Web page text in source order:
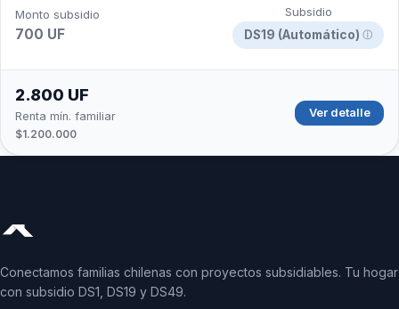
Monto subsidio
700 UF
Subsidio
DS19 (Automático) ⓘ
2.800 UF
Renta mín. familiar
$1.200.000
Ver detalle
Conectamos familias chilenas con proyectos subsidiables. Tu hogar
con subsidio DS1, DS19 y DS49.